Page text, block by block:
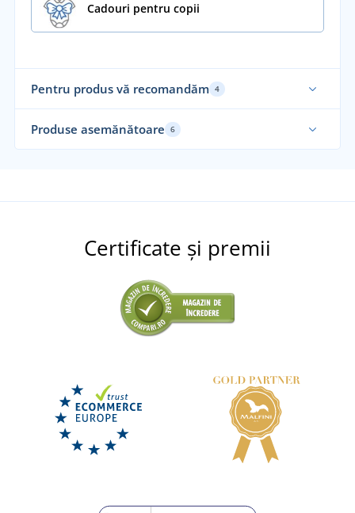
Cadouri pentru copii
Pentru produs vă recomandăm 4
Produse asemănătoare 6
Lenjerie de pat Stadion de fotbal
Certificate și premii